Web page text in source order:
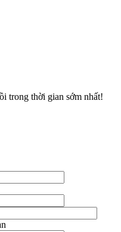
trong thời gian sớm nhất!